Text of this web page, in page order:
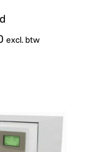
excl. btw